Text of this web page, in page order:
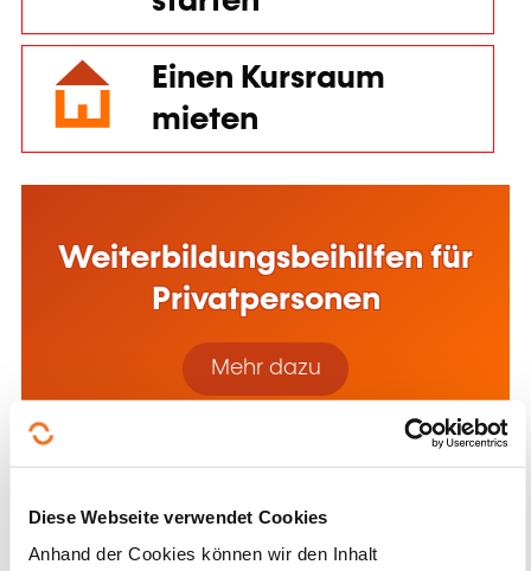
Diese Webseite verwendet Cookies
Anhand der Cookies können wir den Inhalt
starten
Einen Kursraum
mieten
Weiterbildungsbeihilfen für
Mehr dazu